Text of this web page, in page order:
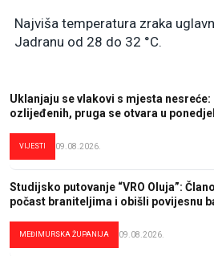
Najviša temperatura zraka
Jadranu od 28 do 32 °C.
Uklanjaju se vlakovi s mjesta
ozlijeđenih, pruga se otvara u
VIJESTI 09.08.2026.
Studijsko putovanje “VRO Oluja”:
počast braniteljima i obišli povijesnu
MEĐIMURSKA ŽUPANIJA 09.08.2026.